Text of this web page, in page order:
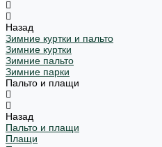
Назад
Зимние куртки и пальто
Зимние куртки
Зимние пальто
Зимние парки
Пальто и плащи
Назад
Пальто и плащи
Плащи